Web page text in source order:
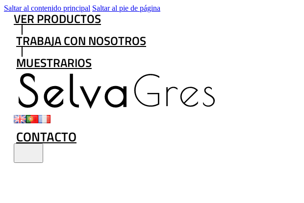
Saltar al contenido principal Saltar al pie de página
VER PRODUCTOS
TRABAJA CON NOSOTROS
MUESTRARIOS
CONTACTO